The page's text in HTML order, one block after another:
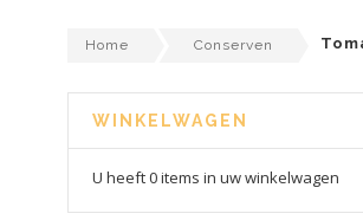
Home Conserven
WINKELWAGEN
U heeft 0 items in uw winkelwagen